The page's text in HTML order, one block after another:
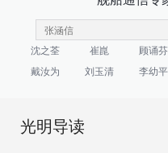
沈之荃 崔崑 顾诵芬
戴汝为
刘玉清 李幼平
光明导读